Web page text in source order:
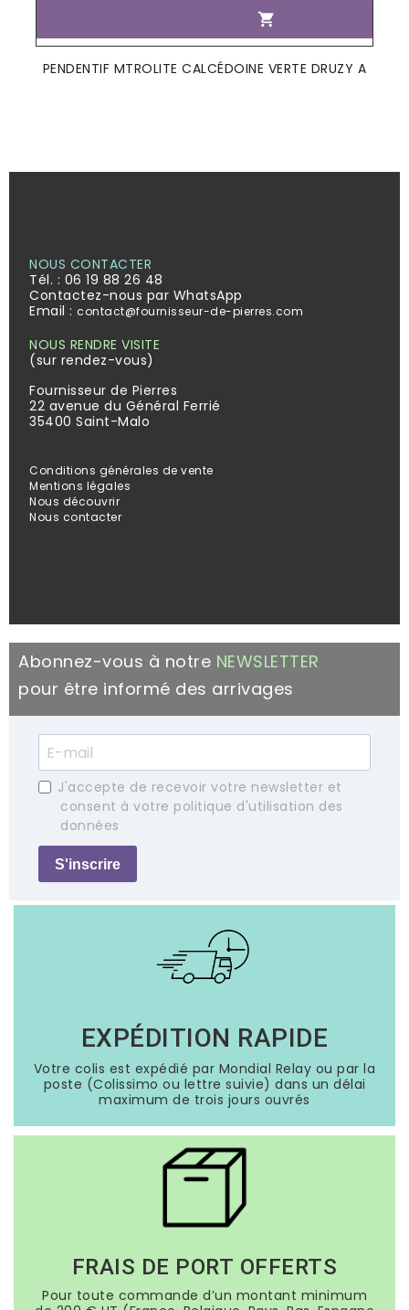

PENDENTIF MTROLITE CALCÉDOINE VERTE DRUZY A
NOUS CONTACTER
Tél. : 06 19 88 26 48
Contactez-nous par WhatsApp
Email : contact@fournisseur-de-pierres.com
NOUS RENDRE VISITE
(sur rendez-vous)
Fournisseur de Pierres
22 avenue du Général Ferrié
35400 Saint-Malo
Conditions générales de vente
Mentions légales
Nous découvrir
Nous contacter
Abonnez-vous à notre NEWSLETTER
pour être informé des arrivages
J'accepte de recevoir votre newsletter et
consent à votre politique d'utilisation des
données
S'inscrire
EXPÉDITION RAPIDE
Votre colis est expédié par Mondial Relay ou par la
poste (Colissimo ou lettre suivie) dans un délai
maximum de trois jours ouvrés
FRAIS DE PORT OFFERTS
Pour toute commande d’un montant minimum